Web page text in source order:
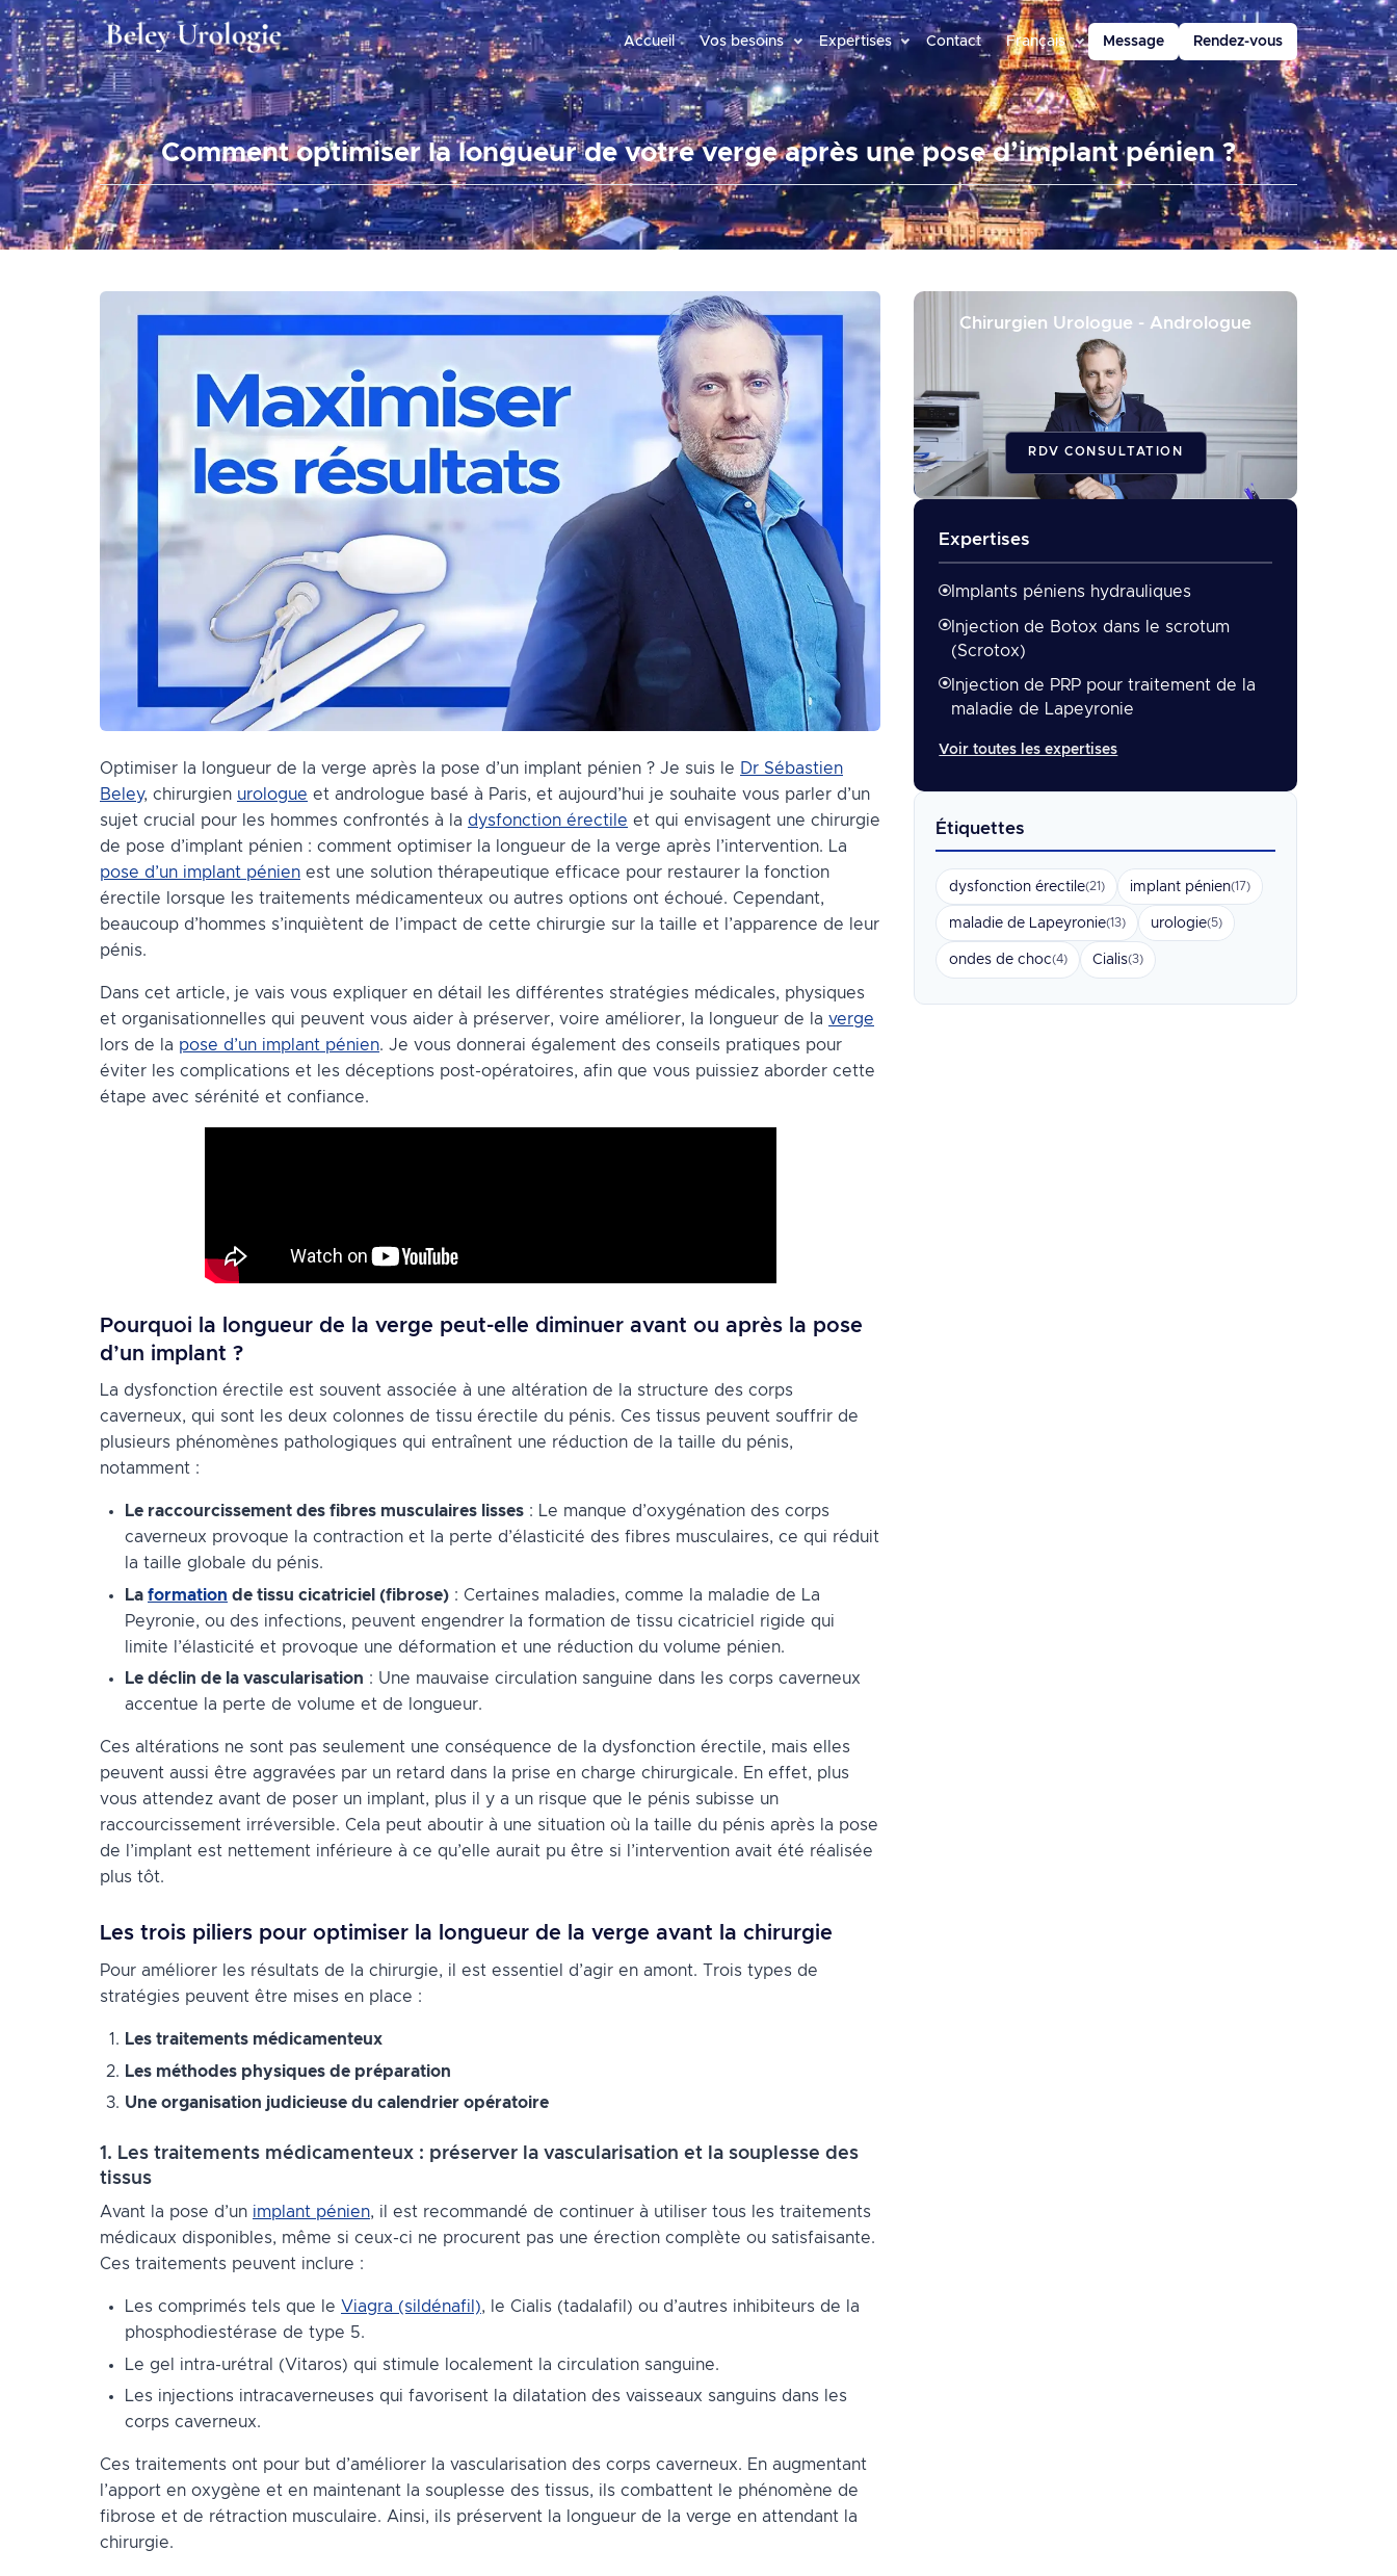
Accueil Vos besoins Expertises Contact Français Message Rendez-vous
Comment optimiser la longueur de votre verge après une pose d’implant pénien ?
Optimiser la longueur de la verge après la pose d’un implant pénien ? Je suis le Dr Sébastien
Beley, chirurgien urologue et andrologue basé à Paris, et aujourd’hui je souhaite vous parler d’un
sujet crucial pour les hommes confrontés à la dysfonction érectile et qui envisagent une chirurgie
de pose d’implant pénien : comment optimiser la longueur de la verge après l’intervention. La
pose d’un implant pénien est une solution thérapeutique efficace pour restaurer la fonction
érectile lorsque les traitements médicamenteux ou autres options ont échoué. Cependant,
beaucoup d’hommes s’inquiètent de l’impact de cette chirurgie sur la taille et l’apparence de leur
pénis.
Dans cet article, je vais vous expliquer en détail les différentes stratégies médicales, physiques
et organisationnelles qui peuvent vous aider à préserver, voire améliorer, la longueur de la verge
lors de la pose d’un implant pénien. Je vous donnerai également des conseils pratiques pour
éviter les complications et les déceptions post-opératoires, afin que vous puissiez aborder cette
étape avec sérénité et confiance.
Pourquoi la longueur de la verge peut-elle diminuer avant ou après la pose
d’un implant ?
La dysfonction érectile est souvent associée à une altération de la structure des corps
caverneux, qui sont les deux colonnes de tissu érectile du pénis. Ces tissus peuvent souffrir de
plusieurs phénomènes pathologiques qui entraînent une réduction de la taille du pénis,
notamment :
Le raccourcissement des fibres musculaires lisses : Le manque d’oxygénation des corps
caverneux provoque la contraction et la perte d’élasticité des fibres musculaires, ce qui réduit
la taille globale du pénis.
La formation de tissu cicatriciel (fibrose) : Certaines maladies, comme la maladie de La
Peyronie, ou des infections, peuvent engendrer la formation de tissu cicatriciel rigide qui
limite l’élasticité et provoque une déformation et une réduction du volume pénien.
Le déclin de la vascularisation : Une mauvaise circulation sanguine dans les corps caverneux
accentue la perte de volume et de longueur.
Ces altérations ne sont pas seulement une conséquence de la dysfonction érectile, mais elles
peuvent aussi être aggravées par un retard dans la prise en charge chirurgicale. En effet, plus
vous attendez avant de poser un implant, plus il y a un risque que le pénis subisse un
raccourcissement irréversible. Cela peut aboutir à une situation où la taille du pénis après la pose
de l’implant est nettement inférieure à ce qu’elle aurait pu être si l’intervention avait été réalisée
plus tôt.
Les trois piliers pour optimiser la longueur de la verge avant la chirurgie
Pour améliorer les résultats de la chirurgie, il est essentiel d’agir en amont. Trois types de
stratégies peuvent être mises en place :
Les traitements médicamenteux
Les méthodes physiques de préparation
Une organisation judicieuse du calendrier opératoire
1. Les traitements médicamenteux : préserver la vascularisation et la souplesse des
tissus
Avant la pose d’un implant pénien, il est recommandé de continuer à utiliser tous les traitements
médicaux disponibles, même si ceux-ci ne procurent pas une érection complète ou satisfaisante.
Ces traitements peuvent inclure :
Les comprimés tels que le Viagra (sildénafil), le Cialis (tadalafil) ou d’autres inhibiteurs de la
phosphodiestérase de type 5.
Le gel intra-urétral (Vitaros) qui stimule localement la circulation sanguine.
Les injections intracaverneuses qui favorisent la dilatation des vaisseaux sanguins dans les
corps caverneux.
Ces traitements ont pour but d’améliorer la vascularisation des corps caverneux. En augmentant
l’apport en oxygène et en maintenant la souplesse des tissus, ils combattent le phénomène de
fibrose et de rétraction musculaire. Ainsi, ils préservent la longueur de la verge en attendant la
chirurgie.
Chirurgien Urologue - Andrologue
RDV CONSULTATION
Expertises
Implants péniens hydrauliques
Injection de Botox dans le scrotum
(Scrotox)
Injection de PRP pour traitement de la
maladie de Lapeyronie
Voir toutes les expertises
Étiquettes
dysfonction érectile(21) implant pénien(17)
maladie de Lapeyronie(13) urologie(5)
ondes de choc(4) Cialis(3)